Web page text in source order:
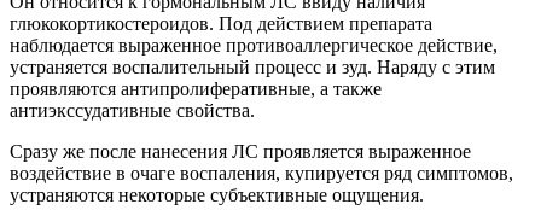
глюкокортикостероидов. Под действием препарата
наблюдается выраженное противоаллергическое действие,
устраняется воспалительный процесс и зуд. Наряду с этим
проявляются антипролиферативные, а также
антиэкссудативные свойства.
Сразу же после нанесения ЛС проявляется выраженное
воздействие в очаге воспаления, купируется ряд симптомов,
устраняются некоторые субъективные ощущения.